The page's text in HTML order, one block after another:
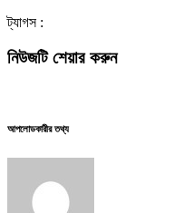
ট্যাগস :
নিউজটি শেয়ার করুন
আপলোডকারীর তথ্য